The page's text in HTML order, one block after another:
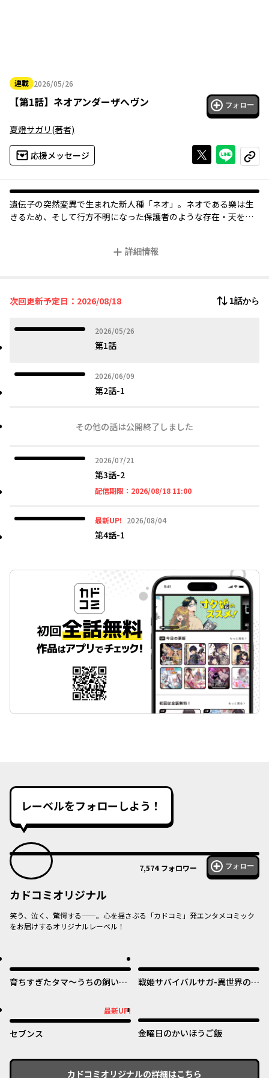
連載 2026/05/26
2026年05月26日
【第1話】 ネオアンダーザへヴン フォロー
夏燈サガリ (著者)
応援メッセージ Xで投稿する
ライン
コピー
遺伝子の突然変異で生まれた新人種「ネオ」。ネオである樂は生
きるため、そして行方不明になった保護者のような存在・天を探
を始める。初めての依頼先に向かえば、そこにいたネオたちはど
詳細情報
次回更新予定日：2026/08/18 1話から
2026/05/26
2026年05月26日
第1話
2026/06/09
2026年06月09日
第2話-1
その他の話は公開終了しました
2026/07/21
2026年07月21日
第3話-2
配信期限： 2026/08/18 11:002026年08月18日 11時
最新UP! 2026/08/04
2026年08月04日
第4話-1
レーベルをフォローしよう！
7,574 フォロワー フォロー
カドコミオリジナル
笑う、泣く、驚愕する——。心を揺さぶる「カドコミ」発エンタメコミック
をお届けするオリジナルレーベル！
育ちすぎたタマ～うちの飼い猫
戦姫サバイバルサガ-異世界の運
最新UP!
オリジナル
セブンス 金曜日のかいほうご飯
カドコミオリジナルの詳細はこちら